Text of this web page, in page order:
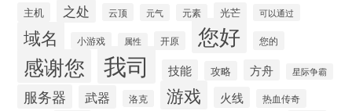
主机 之处 云顶 元气 元素 光芒 可以通过
域名 小游戏 属性 开原 您好 您的
感谢您 我司 技能 攻略 方舟 星际争霸
服务器 武器 洛克 游戏 火线 热血传奇